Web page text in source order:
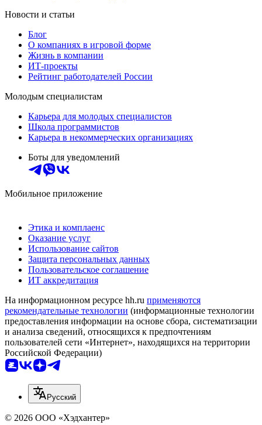
Новости и статьи
Блог
О компаниях в игровой форме
Жизнь в компании
ИТ-проекты
Рейтинг работодателей России
Молодым специалистам
Карьера для молодых специалистов
Школа программистов
Карьера в некоммерческих организациях
Боты для уведомлений
Мобильное приложение
Этика и комплаенс
Оказание услуг
Использование сайтов
Защита персональных данных
Пользовательское соглашение
ИТ аккредитация
На информационном ресурсе hh.ru применяются
рекомендательные технологии (информационные технологии
предоставления информации на основе сбора, систематизации
и анализа сведений, относящихся к предпочтениям
пользователей сети «Интернет», находящихся на территории
Российской Федерации)
Русский
© 2026 ООО «Хэдхантер»